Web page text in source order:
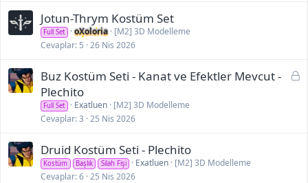
Jotun-Thrym Kostüm Set
Full Set oXoloria
[M2] 3D Modelleme
Cevaplar 5 26 Nis 2026
K
Buz Kostüm Seti - Kanat ve Efektler Mevcut -
Plechito
Full Set Exatluen
[M2] 3D Modelleme
Cevaplar 3 25 Nis 2026
Druid Kostüm Seti - Plechito
Kostüm Başlık Silah Fişi Exatluen [M2] 3D Modelleme
Cevaplar 6 25 Nis 2026